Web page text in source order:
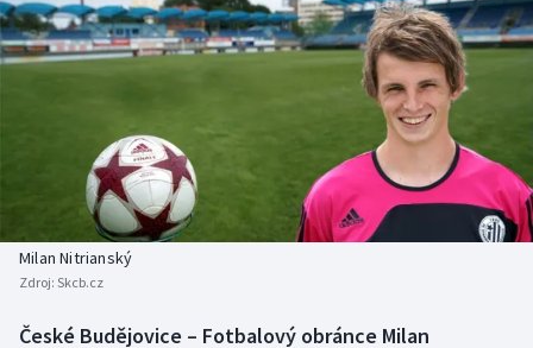
Cyklistika
DALŠÍ SPORTY
Baseball a softbal
Basketbal
Biatlon
Soutěže
Historické návraty
Aplikace ČT sport
Milan Nitrianský
Zdroj: Skcb.cz
České Budějovice – Fotbalový obránce Milan